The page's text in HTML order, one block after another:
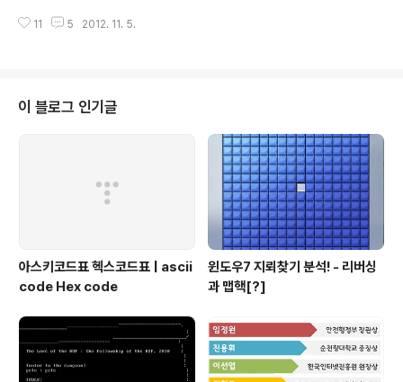
지니신 굇수분들의 숫자가 나옵니다 그리고 score 의 파
소스 분석으로 들어가보겠습니다. 이번에도 역시 매우 간단한 소스들입니다. 하
니 말 다했네요 ㅠ-ㅠ 하지만 우회 방법이 있습니다. 프로그래밍을 해본분이라
면 다 알만한 || 0x61646d696e 공격 구문을 간단하게 생각해보면 ..
11 5 2012. 11. 5.
이 블로그 인기글
아스키코드표 헥스코드표 | ascii
code Hex code
윈도우7 지뢰찾기 분석! - 리버싱
과 맵핵[?]